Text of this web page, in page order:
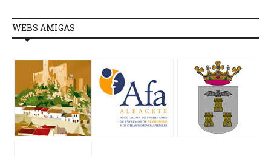
WEBS AMIGAS